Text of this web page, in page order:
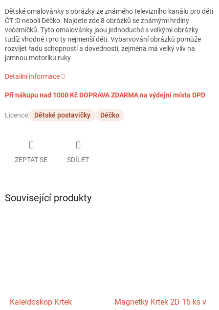
Dětské omalovánky s obrázky ze známého televizního kanálu pro děti
ČT :D neboli Déčko. Najdete zde 8 obrázků se známými hrdiny
večerníčků. Tyto omalovánky jsou jednoduché s velkými obrázky
tudíž vhodné i pro ty nejmenší děti. Vybarvování obrázků pomůže
rozvíjet řadu schopností a dovedností, zejména má velký vliv na
jemnou motoriku ruky.
Detailní informace
Při nákupu nad 1000 Kč DOPRAVA ZDARMA na výdejní místa DPD
Licence: Dětské postavičky Déčko
ZEPTAT SE SDÍLET
Související produkty
Kaleidoskop Krtek
Magnetky Krtek 2D 15 ks v